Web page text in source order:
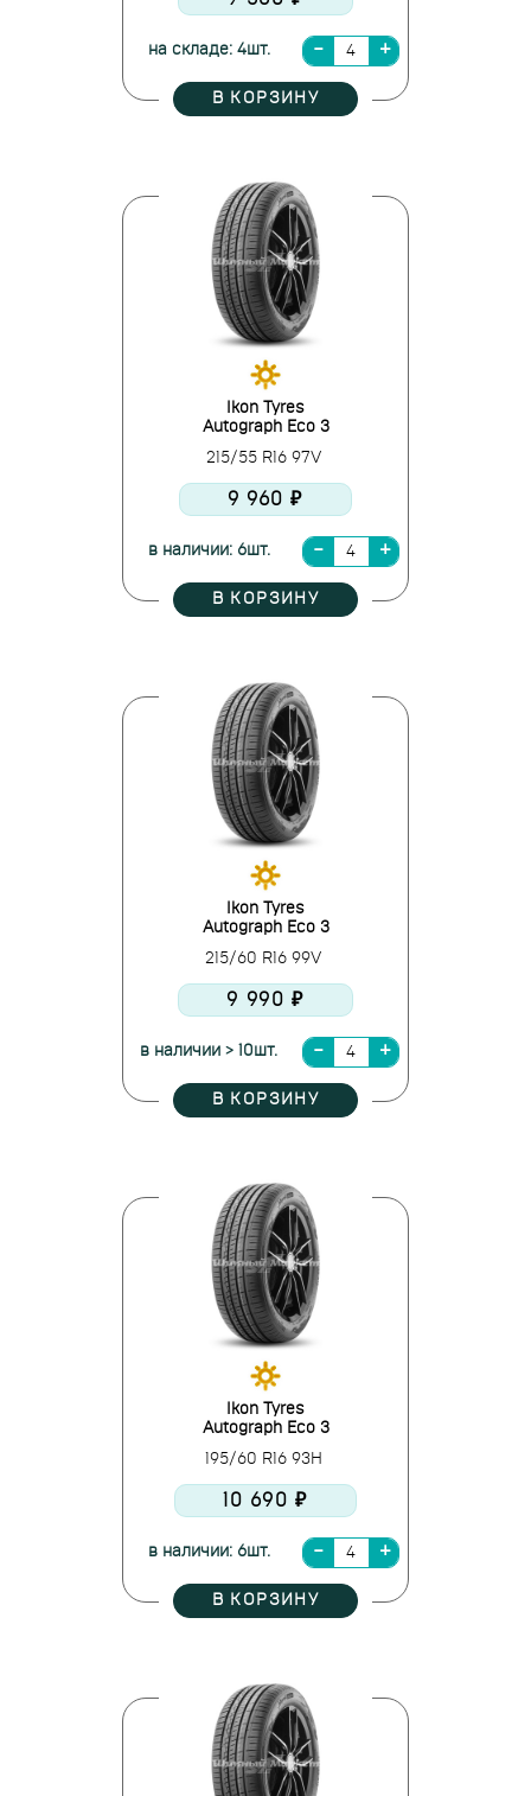
на складе: 4шт.
В КОРЗИНУ
Ikon Tyres
Autograph Eco 3
215/55 R16 97V
9 960 ₽
в наличии: 6шт.
В КОРЗИНУ
Ikon Tyres
Autograph Eco 3
215/60 R16 99V
9 990 ₽
в наличии > 10шт.
В КОРЗИНУ
Ikon Tyres
Autograph Eco 3
195/60 R16 93H
10 690 ₽
в наличии: 6шт.
В КОРЗИНУ